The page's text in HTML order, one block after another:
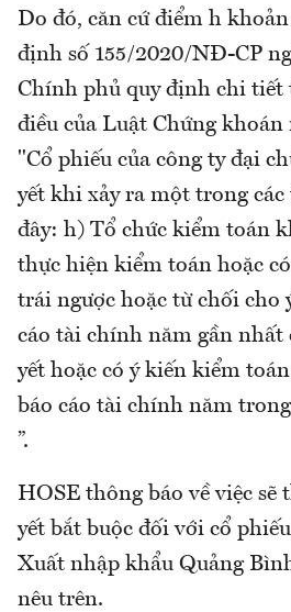
Do đó, căn cứ điểm h
định số 155/2020/NĐ-CP
Chính phủ quy định chi tiết
điều của Luật Chứng khoán
"Cổ phiếu của công ty đại
yết khi xảy ra một trong các
đây: h) Tổ chức kiểm toán
thực hiện kiểm toán hoặc
trái ngược hoặc từ chối cho
cáo tài chính năm gần nhất
yết hoặc có ý kiến kiểm
báo cáo tài chính năm
”.
HOSE thông báo về việc sẽ
yết bắt buộc đối với cổ
Xuất nhập khẩu Quảng
nêu trên.